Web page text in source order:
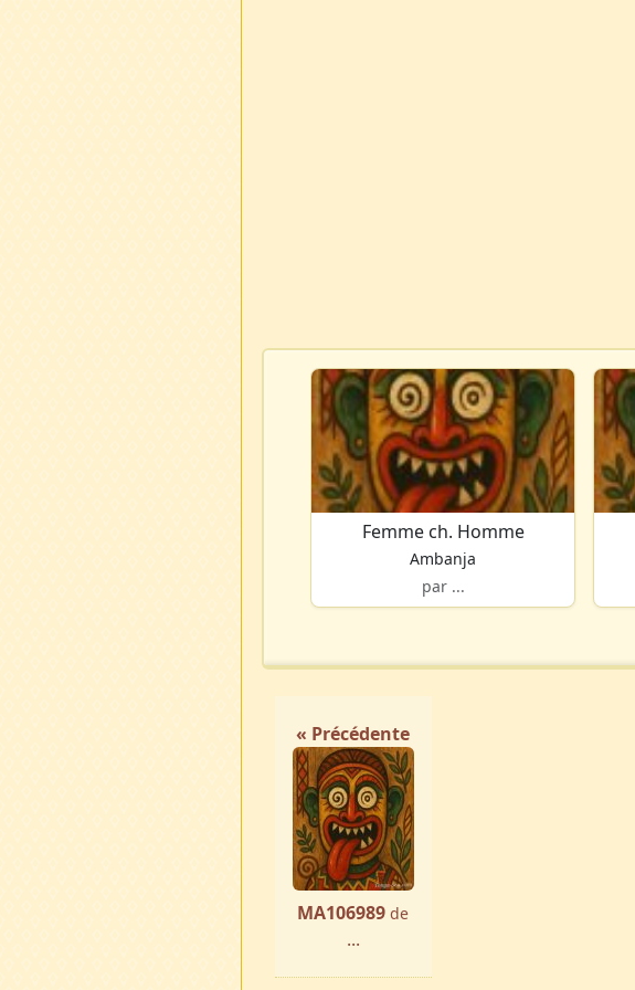
Femme ch. Homme
Ambanja
par ...
« Précédente
MA106989 de
...